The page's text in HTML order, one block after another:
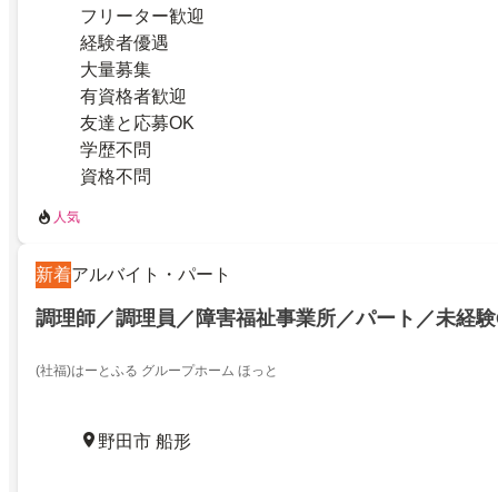
フリーター歓迎
経験者優遇
大量募集
有資格者歓迎
友達と応募OK
学歴不問
資格不問
人気
新着アルバイト・パート
調理師／調理員／障害福祉事業所／パート／未経
(社福)はーとふる グループホーム ほっと
野田市 船形